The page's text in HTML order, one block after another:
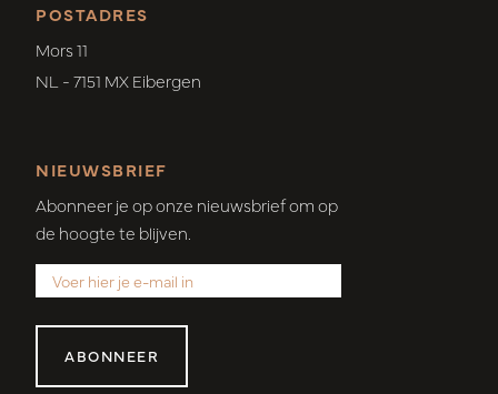
POSTADRES
Mors 11
NL - 7151 MX Eibergen
NIEUWSBRIEF
Abonneer je op onze nieuwsbrief om op
de hoogte te blijven.
ABONNEER